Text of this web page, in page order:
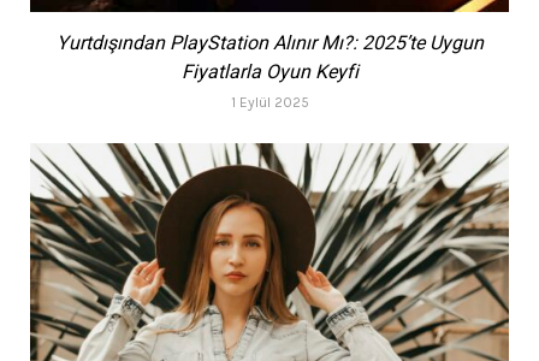
Yurtdışından PlayStation Alınır Mı?: 2025’te Uygun
Fiyatlarla Oyun Keyfi
1 Eylül 2025